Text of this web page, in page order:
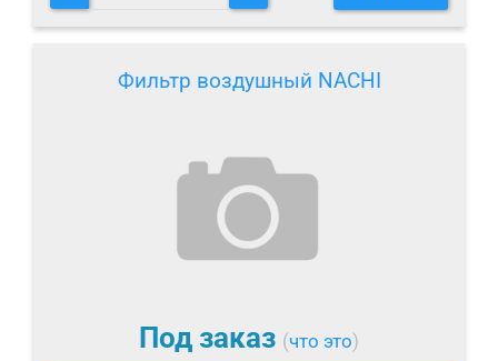
Фильтр воздушный NACHI
Под заказ (что это)